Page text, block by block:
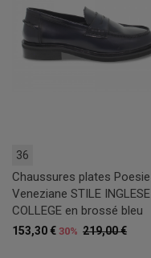
36
Chaussures plates Poesie
Veneziane STILE INGLESE
COLLEGE en brossé bleu
219,00 €
153,30 € 30%